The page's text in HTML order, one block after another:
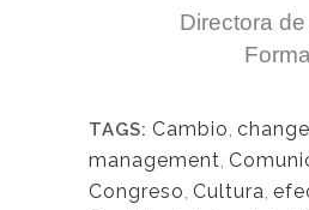
Directora
TAGS: Cambio, change
management,
Congreso, Cultura,